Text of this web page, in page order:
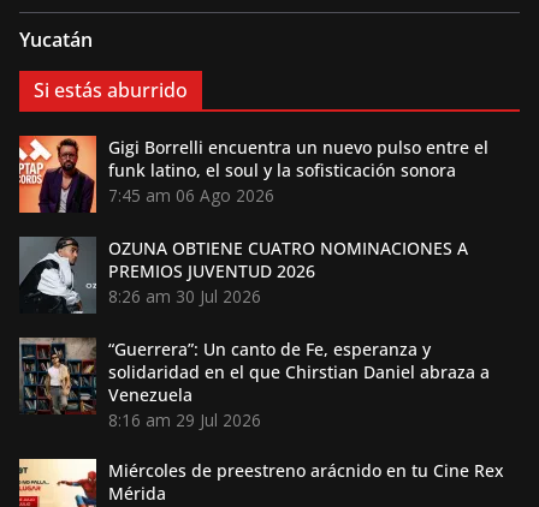
Yucatán
Si estás aburrido
Gigi Borrelli encuentra un nuevo pulso entre el
funk latino, el soul y la sofisticación sonora
7:45 am 06 Ago 2026
OZUNA OBTIENE CUATRO NOMINACIONES A
PREMIOS JUVENTUD 2026
8:26 am 30 Jul 2026
“Guerrera”: Un canto de Fe, esperanza y
solidaridad en el que Chirstian Daniel abraza a
Venezuela
8:16 am 29 Jul 2026
Miércoles de preestreno arácnido en tu Cine Rex
Mérida